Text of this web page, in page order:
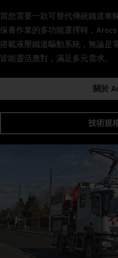
當您需要一款可替代傳統鐵道車
保養作業的多功能選擇時，
搭載液壓鐵道驅動系統，無論是
皆能靈活應對，滿足多元需求。
關於
技術規